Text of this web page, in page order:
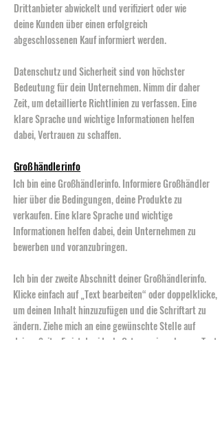
Drittanbieter abwickelt und verifiziert oder wie
deine Kunden über einen erfolgreich
abgeschlossenen Kauf informiert werden.
Datenschutz und Sicherheit sind von höchster
Bedeutung für dein Unternehmen. Nimm dir daher
Zeit, um detaillierte Richtlinien zu verfassen. Eine
klare Sprache und wichtige Informationen helfen
dabei, Vertrauen zu schaffen.
Großhändlerinfo
Ich bin eine Großhändlerinfo. Informiere Großhändler
hier über die Bedingungen, deine Produkte zu
verkaufen. Eine klare Sprache und wichtige
Informationen helfen dabei, dein Unternehmen zu
bewerben und voranzubringen.
Ich bin der zweite Abschnitt deiner Großhändlerinfo.
Klicke einfach auf „Text bearbeiten“ oder doppelklicke,
um deinen Inhalt hinzuzufügen und die Schriftart zu
ändern. Ziehe mich an eine gewünschte Stelle auf
deiner Seite. Es ist der ideale Ort, um einen langen Text